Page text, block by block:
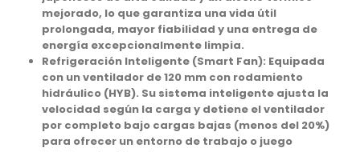
mejorado, lo que garantiza una vida útil
prolongada, mayor fiabilidad y una entrega de
energía excepcionalmente limpia.
Refrigeración Inteligente (Smart Fan): Equipada
con un ventilador de 120 mm con rodamiento
hidráulico (HYB). Su sistema inteligente ajusta la
velocidad según la carga y detiene el ventilador
por completo bajo cargas bajas (menos del 20%)
para ofrecer un entorno de trabajo o juego